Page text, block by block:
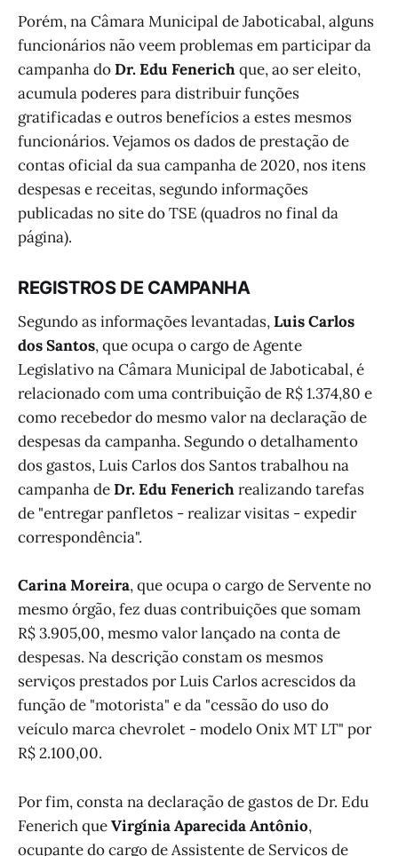
Porém, na Câmara Municipal de Jaboticabal, alguns
funcionários não veem problemas em participar da
campanha doDr. Edu Fenerichque, ao ser eleito,
acumula poderes para distribuir funções
gratificadas e outros benefícios a estes mesmos
funcionários. Vejamos os dados de prestação de
contas oficial da sua campanha de 2020, nos itens
despesas e receitas, segundo informações
publicadas no site do TSE (quadros no final da
página).
REGISTROS DE CAMPANHA
Segundo as informações levantadas,Luis Carlos
dos Santos, que ocupa o cargo de Agente
Legislativo na Câmara Municipal de Jaboticabal, é
relacionado com uma contribuição de R$ 1.374,80 e
como recebedor do mesmo valor na declaração de
despesas da campanha. Segundo o detalhamento
dos gastos, Luis Carlos dos Santos trabalhou na
campanha deDr. Edu Fenerichrealizando tarefas
de "entregar panfletos - realizar visitas - expedir
correspondência".
Carina Moreira, que ocupa o cargo de Servente no
mesmo órgão, fez duas contribuições que somam
R$ 3.905,00, mesmo valor lançado na conta de
despesas. Na descrição constam os mesmos
serviços prestados por Luis Carlos acrescidos da
função de "motorista" e da "cessão do uso do
veículo marca chevrolet - modelo Onix MT LT" por
R$ 2.100,00.
Por fim, consta na declaração de gastos de Dr. Edu
Fenerich queVirgínia Aparecida Antônio,
ocupante do cargo de Assistente de Serviços de